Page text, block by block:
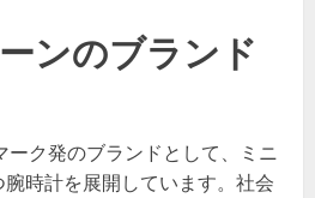
ンのブランド
ク発のブランドとして、ミニ
時計を展開しています。社会